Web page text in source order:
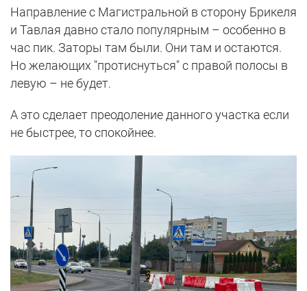
Направление с Магистральной в сторону Брикеля
и Тавлая давно стало популярным – особенно в
час пик. Заторы там были. Они там и остаются.
Но желающих "протиснуться" с правой полосы в
левую – не будет.
А это сделает преодоление данного участка если
не быстрее, то спокойнее.